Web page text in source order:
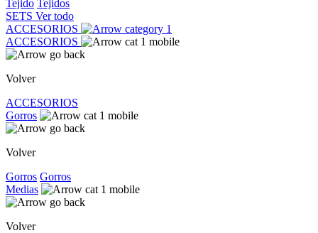
Tejido Tejidos
SETS Ver todo
ACCESORIOS
ACCESORIOS
Volver
ACCESORIOS
Gorros
Volver
Gorros Gorros
Medias
Volver